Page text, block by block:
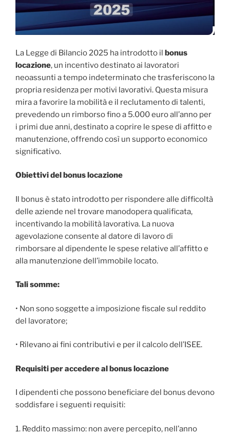
La Legge di Bilancio 2025 ha introdotto il bonus
locazione, un incentivo destinato ai lavoratori
neoassunti a tempo indeterminato che trasferiscono la
propria residenza per motivi lavorativi. Questa misura
mira a favorire la mobilità e il reclutamento di talenti,
prevedendo un rimborso fino a 5.000 euro all’anno per
i primi due anni, destinato a coprire le spese di affitto e
manutenzione, offrendo così un supporto economico
significativo.
Obiettivi del bonus locazione
Il bonus è stato introdotto per rispondere alle difficoltà
delle aziende nel trovare manodopera qualificata,
incentivando la mobilità lavorativa. La nuova
agevolazione consente al datore di lavoro di
rimborsare al dipendente le spese relative all’affitto e
alla manutenzione dell’immobile locato.
Tali somme:
• Non sono soggette a imposizione fiscale sul reddito
del lavoratore;
• Rilevano ai fini contributivi e per il calcolo dell’ISEE.
Requisiti per accedere al bonus locazione
I dipendenti che possono beneficiare del bonus devono
soddisfare i seguenti requisiti:
1. Reddito massimo: non avere percepito, nell’anno